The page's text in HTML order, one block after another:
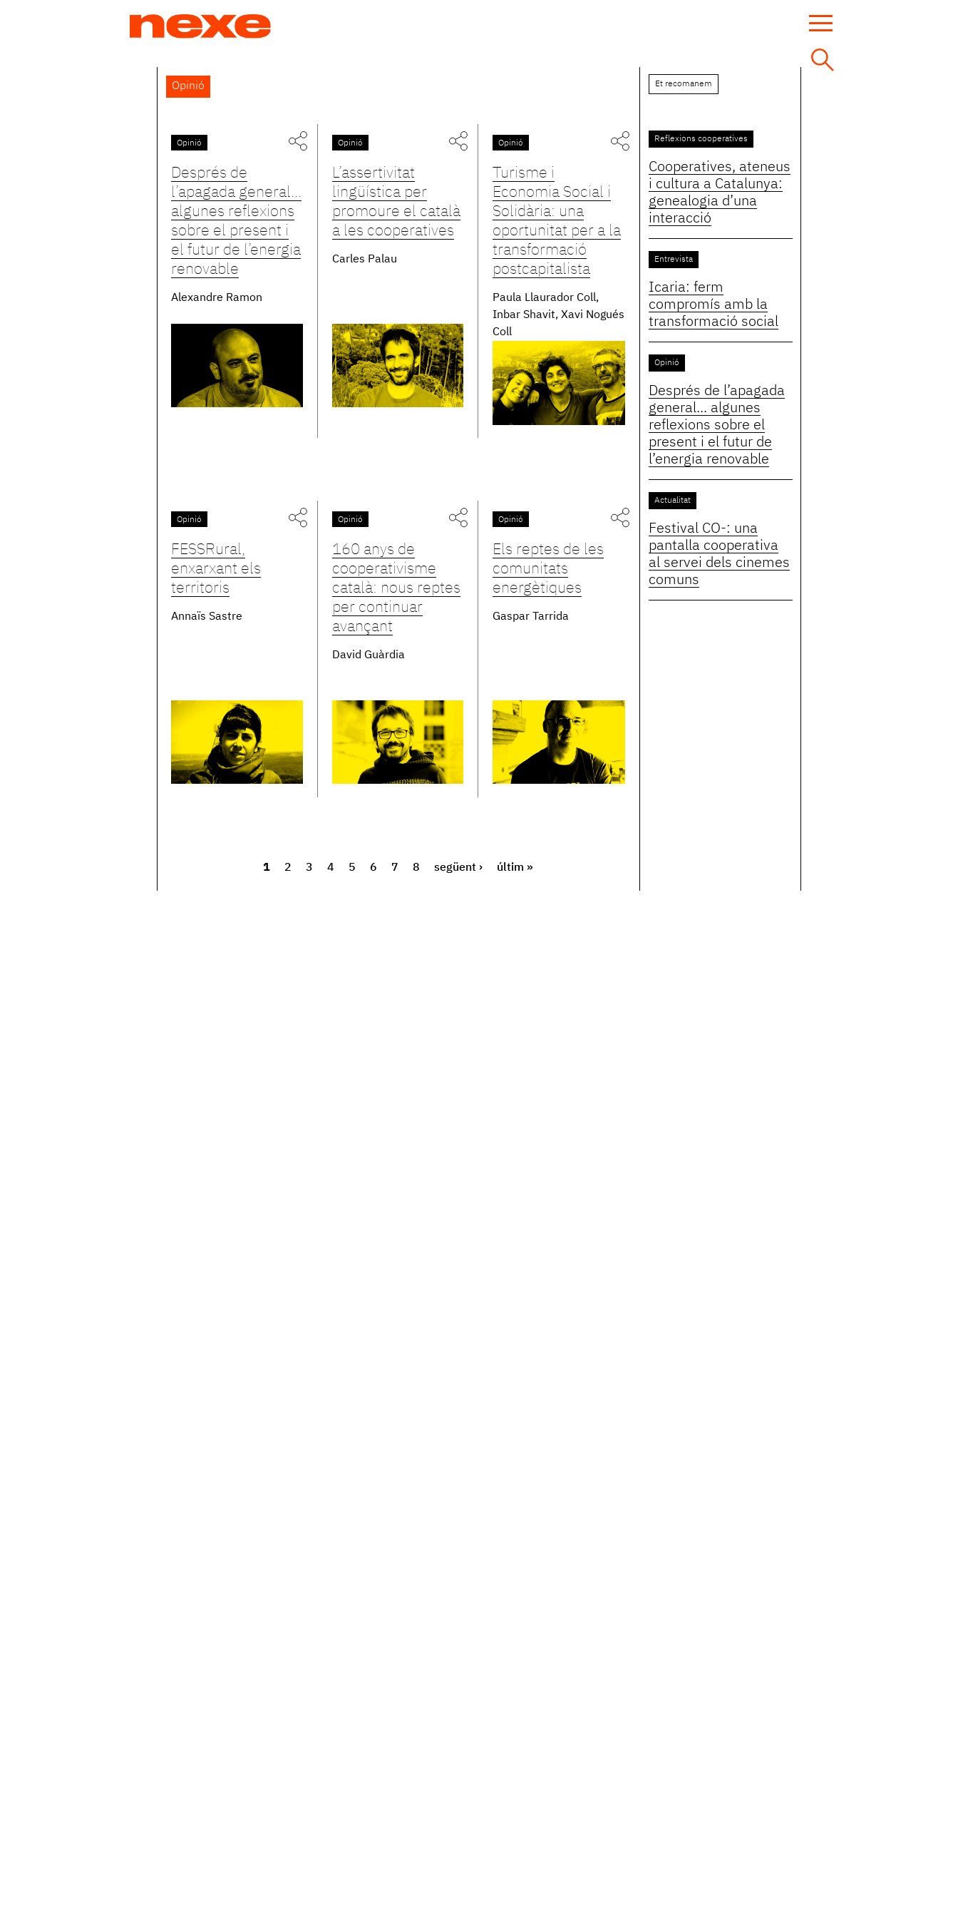
Back
to
Opinió
Opinió
Després de
l’apagada general...
algunes reflexions
sobre el present i
el futur de l’energia
renovable
Alexandre Ramon
Opinió
L’assertivitat
lingüística per
promoure el català
a les cooperatives
Carles Palau
Opinió
Turisme i
Economia Social i
Solidària: una
oportunitat per a la
transformació
postcapitalista
Paula Llaurador Coll,
Inbar Shavit, Xavi Nogués
Coll
Opinió
FESSRural,
enxarxant els
territoris
Annaïs Sastre
Opinió
160 anys de
cooperativisme
català: nous reptes
per continuar
avançant
David Guàrdia
Opinió
Els reptes de les
comunitats
energètiques
Gaspar Tarrida
Pàgines
1 2 3 4 5 6 7 8 següent › últim »
Et recomanem
Reflexions cooperatives
Cooperatives, ateneus
i cultura a Catalunya:
genealogia d’una
interacció
Entrevista
Icaria: ferm
compromís amb la
transformació social
Opinió
Després de l’apagada
general... algunes
reflexions sobre el
present i el futur de
l’energia renovable
Actualitat
Festival CO-: una
pantalla cooperativa
al servei dels cinemes
comuns